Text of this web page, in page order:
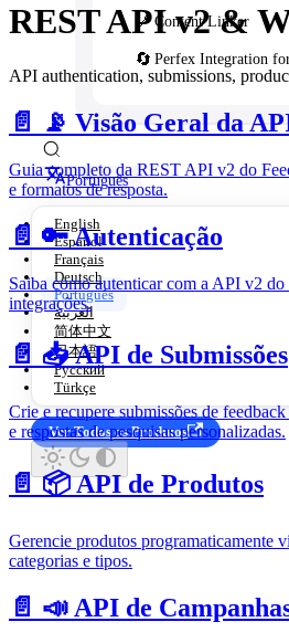
🔗Content Linker
🔄 Perfex Integration
Português
English
Español
Français
Deutsch
Português
العربية
简体中文
日本語
Русский
Türkçe
Ver Todos os Produtos
REST API v2 &
API authentication, submissions,
📄️ 📡 Visão Geral da
Guia completo da REST API v2 do
e formatos de resposta.
📄️ 🔑 Autenticação
Saiba como autenticar com a API v2
integrações.
📄️ 📥 API de Submissões
Crie e recupere submissões de
e respostas de pesquisas personalizadas.
📄️ 📦 API de Produtos
Gerencie produtos programaticamente
categorias e tipos.
📄️ 📣 API de